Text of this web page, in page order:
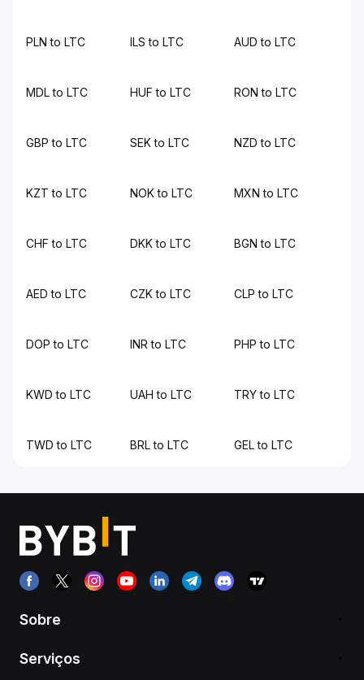
PLN to LTC ILS to LTC AUD to LTC
MDL to LTC HUF to LTC RON to LTC
GBP to LTC SEK to LTC NZD to LTC
KZT to LTC NOK to LTC MXN to LTC
CHF to LTC DKK to LTC BGN to LTC
AED to LTC CZK to LTC CLP to LTC
DOP to LTC INR to LTC PHP to LTC
KWD to LTC UAH to LTC TRY to LTC
TWD to LTC BRL to LTC GEL to LTC
Sobre
Serviços